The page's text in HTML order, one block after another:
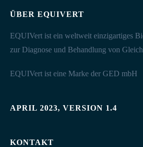
ÜBER EQUIVERT
EQUIVert ist ein weltweit einzigartiges
zur Diagnose und Behandlung von
EQUIVert ist eine Marke der GED mbH
APRIL 2023, VERSION 1.4
KONTAKT